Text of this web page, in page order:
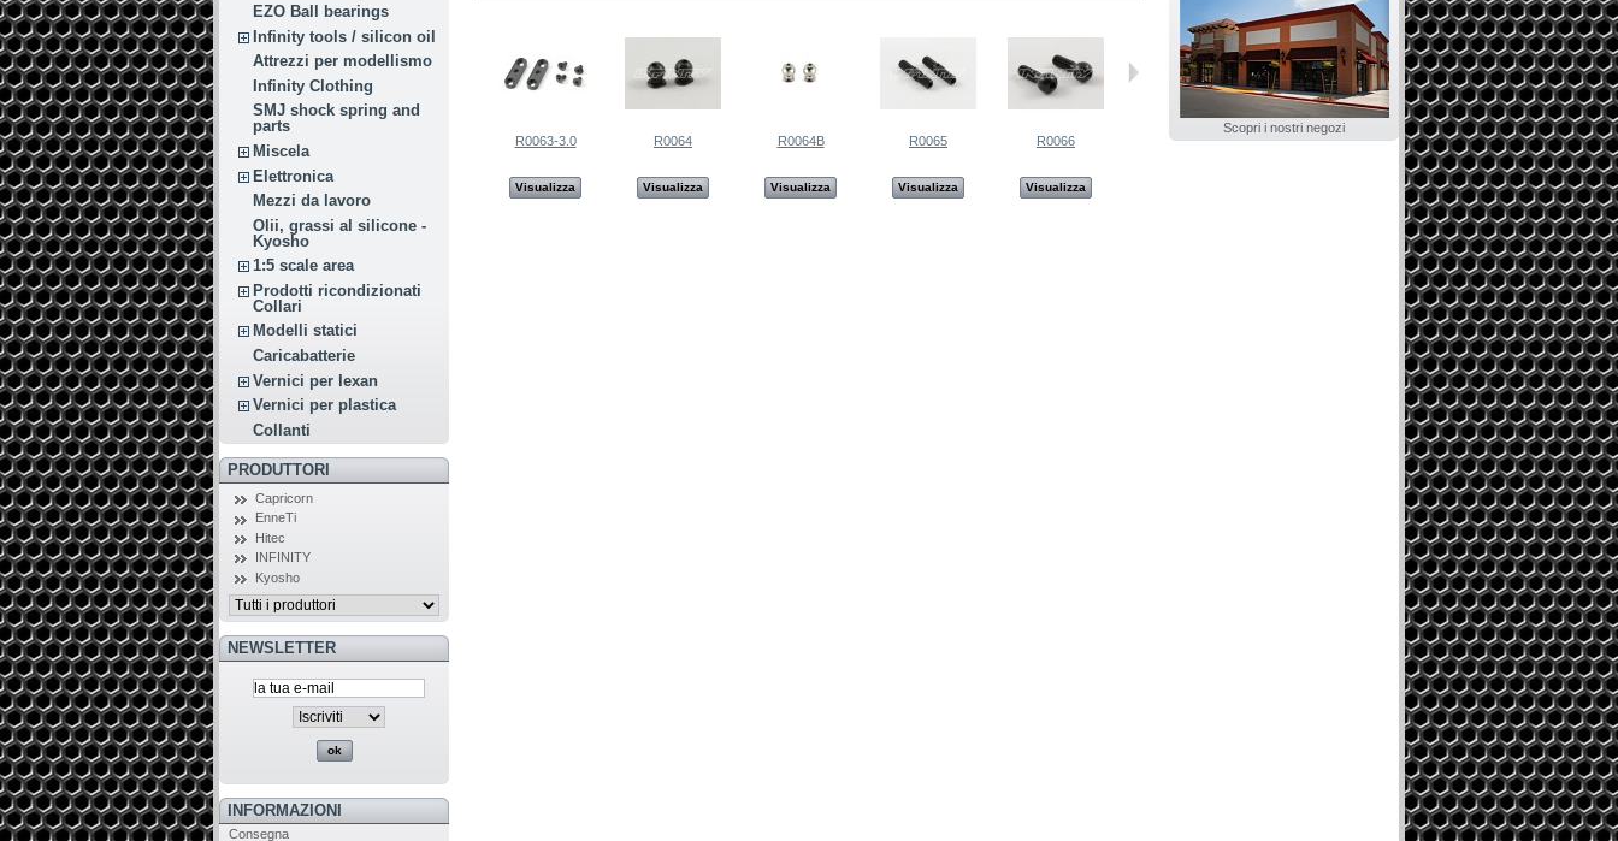
EZO Ball bearings
Infinity tools / silicon oil
Attrezzi per modellismo
Infinity Clothing
SMJ shock spring and
parts
Miscela
Elettronica
Mezzi da lavoro
Olii, grassi al silicone -
Kyosho
1:5 scale area
Prodotti ricondizionati
Collari
Modelli statici
Caricabatterie
Vernici per lexan
Vernici per plastica
Collanti
PRODUTTORI
Capricorn
EnneTi
Hitec
INFINITY
Kyosho
NEWSLETTER
INFORMAZIONI
Consegna
R0063-3.0
Visualizza
R0064
Visualizza
R0064B
Visualizza
R0065
Visualizza
R0066
Visualizza
R066L R0067 R0068
Visualizza
R0069
Visualizza
Scopri i nostri negozi